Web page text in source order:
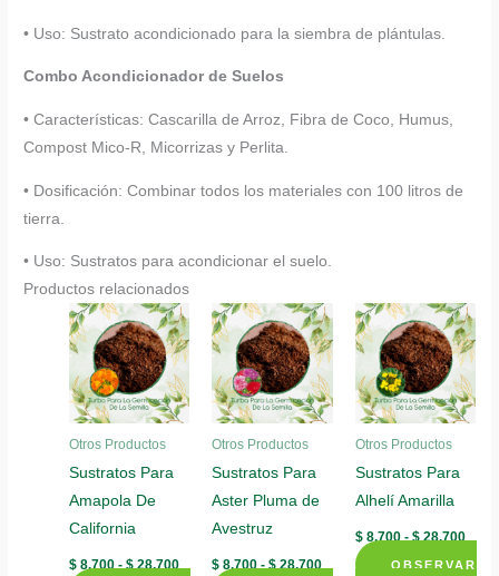
• Uso: Sustrato acondicionado para la siembra de plántulas.
Combo Acondicionador de Suelos
• Características: Cascarilla de Arroz, Fibra de Coco, Humus,
Compost Mico-R, Micorrizas y Perlita.
• Dosificación: Combinar todos los materiales con 100 litros de
tierra.
• Uso: Sustratos para acondicionar el suelo.
Productos relacionados
Otros Productos
Sustratos Para
Amapola De
California
$ 8.700 - $28.700 Rango
Otros Productos
Sustratos Para
Aster Pluma de
Avestruz
$ 8.700 - $28.700 Rango
Otros Productos
Sustratos Para
Alhelí Amarilla
$8.700 - $28.700
OBSERVAR